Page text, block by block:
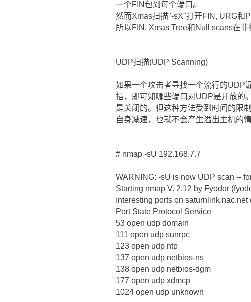
一个FIN包到每个端口。
然而Xmas扫描"-sX"打开FIN, URG和
所以FIN, Xmas Tree和Null scans在
UDP扫描(UDP Scanning)
如果一个攻击者寻找一个流行的UDP
描，即可知哪些端口对UDP是开放的
是关闭的。但这种方法受到时间的限
自身减速，也就不会产生溢出主机的情
# nmap -sU 192.168.7.7
WARNING: -sU is now UDP scan --
Starting nmap V. 2.12 by Fyodor
Interesting ports on saturnlink.nac.net
Port State Protocol Service
53 open udp domain
111 open udp sunrpc
123 open udp ntp
137 open udp netbios-ns
138 open udp netbios-dgm
177 open udp xdmcp
1024 open udp unknown